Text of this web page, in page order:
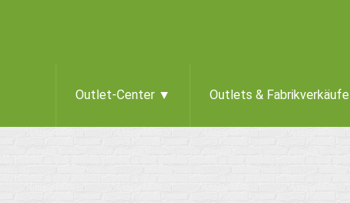
Outlet-Center ▼ Outlets &